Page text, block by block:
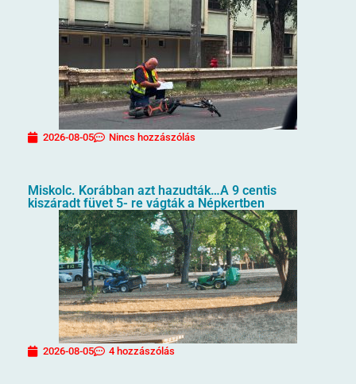
2026-08-05 Nincs hozzászólás
Miskolc. Korábban azt hazudták…A 9 centis
kiszáradt füvet 5- re vágták a Népkertben
2026-08-05 4 hozzászólás